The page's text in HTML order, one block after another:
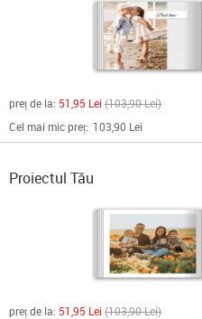
preț de la: 51,95 Lei 103,90 Lei
Cel mai mic preț: 103,90 Lei
Proiectul Tău
preț de la: 51,95 Lei 103,90 Lei